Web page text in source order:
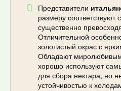
Представители
размеру соответствуют
существенно
Отличительной
золотистый окрас с
Обладают
хорошо используют
для сбора нектара, но
устойчивостью к